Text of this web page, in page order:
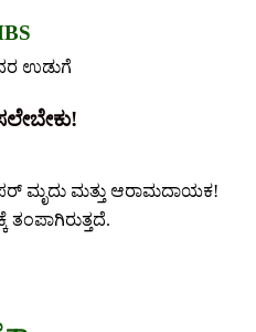
ಮೃದು ಮತ್ತು ಆರಾಮದಾಯಕ!
ತಂಪಾಗಿರುತ್ತದೆ.